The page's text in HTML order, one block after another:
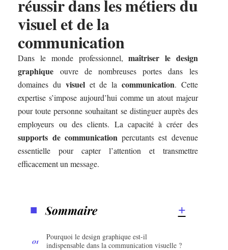
réussir dans les métiers du
visuel et de la
communication
Dans le monde professionnel,maîtriser le design
graphique ouvre de nombreuses portes dans les
domaines du visuelet de la communication. Cette
expertise s’impose aujourd’hui comme un atout majeur
pour toute personne souhaitant se distinguer auprès des
employeurs ou des clients. La capacité à créer des
supports de communicationpercutants est devenue
essentielle pour capter l’attention et transmettre
efficacement un message.
Sommaire
Pourquoi le design graphique est-il
indispensable dans la communication visuelle ?